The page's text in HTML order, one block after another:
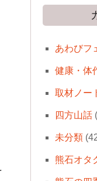
あわびフ
健康・体
取材ノー
四方山話
未分類
熊石オタ